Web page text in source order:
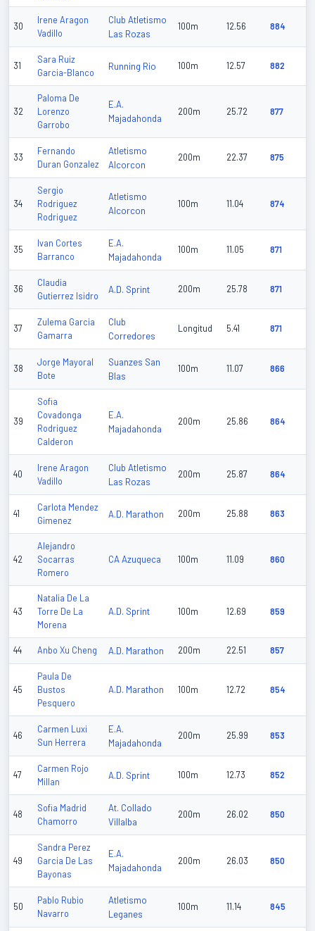
30
Irene Aragon
Vadillo
Club Atletismo
Las Rozas
100m 12.56 884
31
Sara Ruiz
Garcia-Blanco
Running Rio 100m 12.57 882
32
Paloma De
Lorenzo
Garrobo
E.A.
Majadahonda
200m 25.72 877
33
Fernando
Duran Gonzalez
Atletismo
Alcorcon
200m 22.37 875
34
Sergio
Rodriguez
Rodriguez
Atletismo
Alcorcon
100m 11.04 874
35
Ivan Cortes
Barranco
E.A.
Majadahonda
100m 11.05 871
36
Claudia
Gutierrez Isidro
A.D. Sprint 200m 25.78 871
37
Zulema Garcia
Gamarra
Club
Corredores
Longitud 5.41 871
38
Jorge Mayoral
Bote
Suanzes San
Blas
100m 11.07 866
39
Sofia
Covadonga
Rodriguez
Calderon
E.A.
Majadahonda
200m 25.86 864
40
Irene Aragon
Vadillo
Club Atletismo
Las Rozas
200m 25.87 864
41
Carlota Mendez
Gimenez
A.D. Marathon 200m 25.88 863
42
Alejandro
Socarras
Romero
CA Azuqueca 100m 11.09 860
43
Natalia De La
Torre De La
Morena
A.D. Sprint 100m 12.69 859
44 Anbo Xu Cheng A.D. Marathon 200m 22.51 857
45
Paula De
Bustos
Pesquero
A.D. Marathon 100m 12.72 854
46
Carmen Luxi
Sun Herrera
E.A.
Majadahonda
200m 25.99 853
47
Carmen Rojo
Millan
A.D. Sprint 100m 12.73 852
48
Sofia Madrid
Chamorro
At. Collado
Villalba
200m 26.02 850
49
Sandra Perez
Garcia De Las
Bayonas
E.A.
Majadahonda
200m 26.03 850
50
Pablo Rubio
Navarro
Atletismo
Leganes
100m 11.14 845